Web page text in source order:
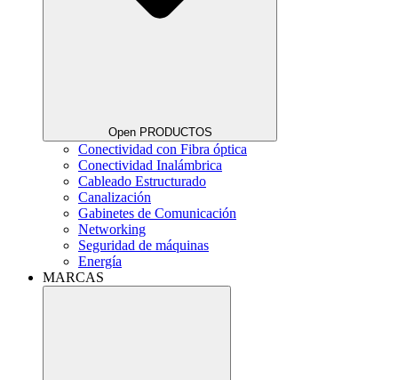
Open PRODUCTOS
Conectividad con Fibra óptica
Conectividad Inalámbrica
Cableado Estructurado
Canalización
Gabinetes de Comunicación
Networking
Seguridad de máquinas
Energía
MARCAS